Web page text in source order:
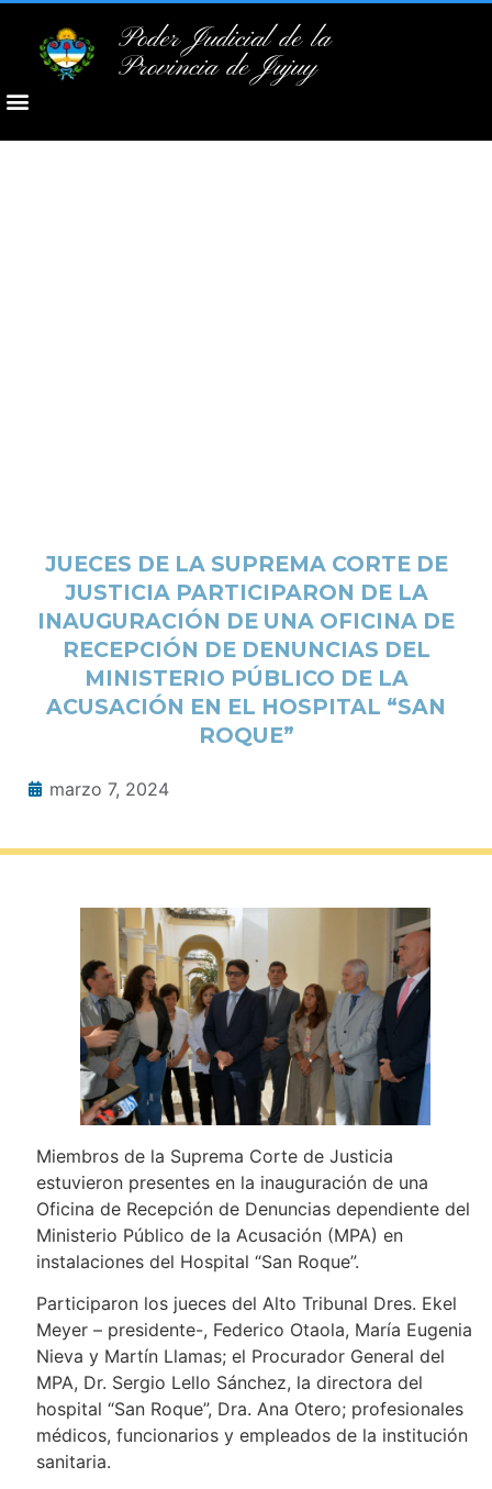
Poder Judicial de la
Provincia de Jujuy
JUECES DE LA SUPREMA CORTE DE
JUSTICIA PARTICIPARON DE LA
INAUGURACIÓN DE UNA OFICINA DE
RECEPCIÓN DE DENUNCIAS DEL
MINISTERIO PÚBLICO DE LA
ACUSACIÓN EN EL HOSPITAL “SAN
ROQUE”
marzo 7, 2024
Miembros de la Suprema Corte de Justicia
estuvieron presentes en la inauguración de una
Oficina de Recepción de Denuncias dependiente del
Ministerio Público de la Acusación (MPA) en
instalaciones del Hospital “San Roque”.
Participaron los jueces del Alto Tribunal Dres. Ekel
Meyer – presidente-, Federico Otaola, María Eugenia
Nieva y Martín Llamas; el Procurador General del
MPA, Dr. Sergio Lello Sánchez, la directora del
hospital “San Roque”, Dra. Ana Otero; profesionales
médicos, funcionarios y empleados de la institución
sanitaria.